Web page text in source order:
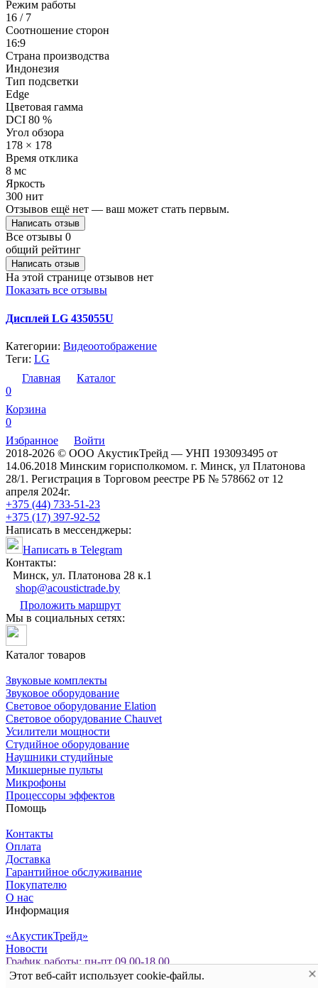
Этот веб-сайт использует cookie-файлы.
Режим работы
16 / 7
Соотношение сторон
16:9
Страна производства
Индонезия
Тип подсветки
Edge
Цветовая гамма
DCI 80 %
Угол обзора
178 × 178
Время отклика
8 мс
Яркость
300 нит
Отзывов ещё нет — ваш может стать первым.
Написать отзыв
Все отзывы 0
общий рейтинг
Написать отзыв
На этой странице отзывов нет
Показать все отзывы
Дисплей LG 435055U
Категории: Видеоотображение
Теги: LG
Главная
Каталог
0
Корзина
0
Избранное
Войти
2018-2026 © ООО АкустикТрейд — УНП 193093495 от
14.06.2018 Минским горисполкомом. г. Минск, ул Платонова
28/1. Регистрация в Торговом реестре РБ № 578662 от 12
апреля 2024г.
+375 (44) 733-51-23
+375 (17) 397-92-52
Написать в мессенджеры:
Написать в Telegram
Контакты:
Минск, ул. Платонова 28 к.1
shop@acoustictrade.by
Проложить маршрут
Мы в социальных сетях:
Каталог товаров
Звуковые комплекты
Звуковое оборудование
Световое оборудование Elation
Cветовое оборудование Chauvet
Усилители мощности
Студийное оборудование
Наушники студийные
Микшерные пульты
Микрофоны
Процессоры эффектов
Помощь
Контакты
Оплата
Доставка
Гарантийное обслуживание
Покупателю
О нас
Информация
«АкустикТрейд»
Новости
График работы: пн-пт 09.00-18.00
Политика персональных данных